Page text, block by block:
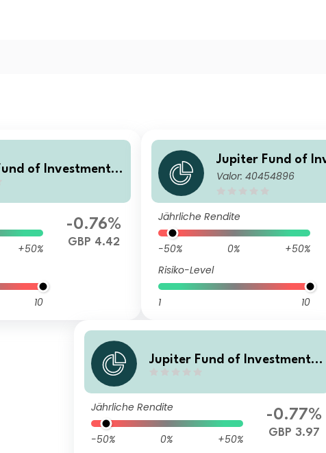
of Investment T
+50%
10
-0.76%
GBP 4.42
Jupiter Fund of
rusts L Acc
Valor: 40454896
Jährliche Rendite
-50% 0%
+50%
Risiko-Level
1 10
Jupiter Fund of Investment T
Jährliche Rendite
-50% 0%
+50%
-0.77%
GBP 3.97